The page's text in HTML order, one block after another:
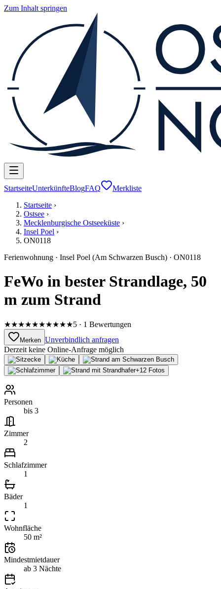
Zum Inhalt springen
StartseiteUnterkünfteBlogFAQ
Merkliste
Startseite ›
Ostsee ›
Mecklenburgische Ostseeküste ›
Insel Poel ›
ON0118
Ferienwohnung · Insel Poel (Am Schwarzen Busch) · ON0118
FeWo in bester Strandlage, 50
m zum Strand
★★★★★★★★★★5 · 1 Bewertungen
Merken Unverbindlich anfragen
Derzeit keine Online-Anfrage möglich
+12 Fotos
Personen
bis 3
Zimmer
2
Schlafzimmer
1
Bäder
1
Wohnfläche
50 m²
Mindestmietdauer
ab 3 Nächte